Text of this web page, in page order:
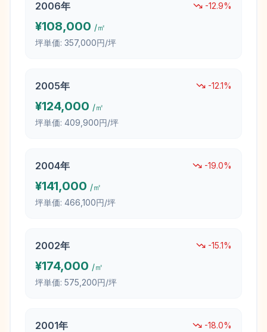
2006年 -12.9%
¥108,000 /㎡
坪単価: 357,000円/坪
2005年 -12.1%
¥124,000 /㎡
坪単価: 409,900円/坪
2004年 -19.0%
¥141,000 /㎡
坪単価: 466,100円/坪
2002年 -15.1%
¥174,000 /㎡
坪単価: 575,200円/坪
2001年 -18.0%